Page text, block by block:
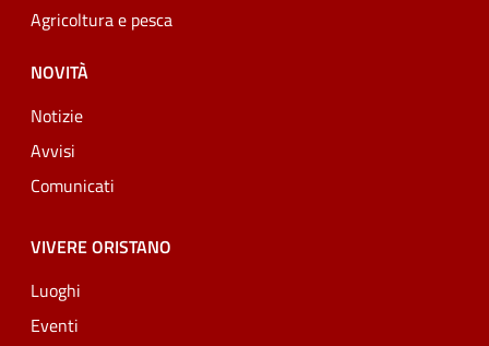
Agricoltura e pesca
NOVITÀ
Notizie
Avvisi
Comunicati
VIVERE ORISTANO
Luoghi
Eventi